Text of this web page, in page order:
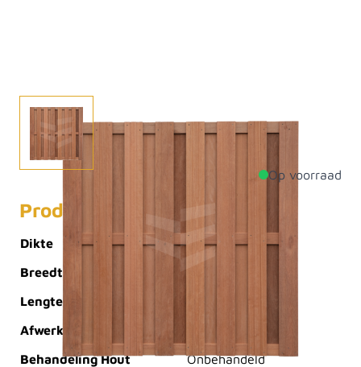
Op voorraad
Productdetails
Dikte
48mm
Breedte
1800mm
Lengte
Afwerking
Behandeling Hout
Onbehandeld